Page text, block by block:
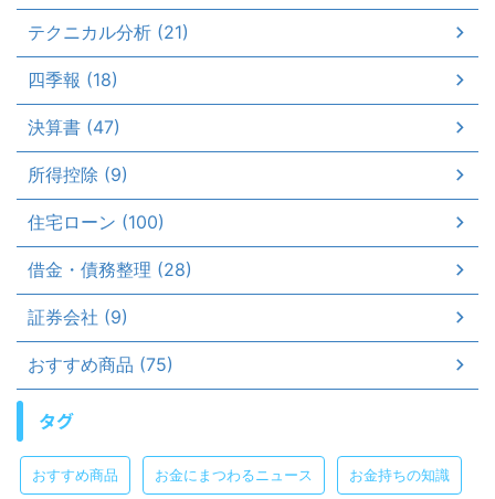
テクニカル分析 (21)
四季報 (18)
決算書 (47)
所得控除 (9)
住宅ローン (100)
借金・債務整理 (28)
証券会社 (9)
おすすめ商品 (75)
タグ
おすすめ商品 お金にまつわるニュース お金持ちの知識